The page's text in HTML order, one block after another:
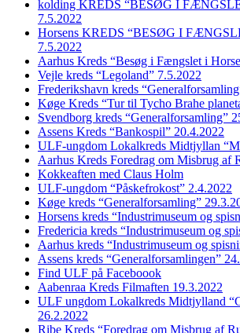
kolding KREDS “BESØG I
7.5.2022
Horsens KREDS “BESØG I
7.5.2022
Aarhus Kreds “Besøg i Fængslet i
Vejle kreds “Legoland” 7.5.2022
Frederikshavn kreds
Køge Kreds “Tur til Tycho Brahe
Svendborg kreds “Generalforsamling”
Assens Kreds “Bankospil” 20.4.2022
ULF-ungdom Lokalkreds Midtjyllan
Aarhus Kreds Foredrag om Misbrug af
Kokkeaften med Claus Holm
ULF-ungdom “Påskefrokost” 2.4.2022
Køge kreds “Generalforsamling”
Horsens kreds “Industrimuseum og
Fredericia kreds “Industrimuseum og
Aarhus kreds “Industrimuseum og
Assens kreds “Generalforsamlingen”
Find ULF på Faceboook
Aabenraa Kreds Filmaften 19.3.2022
ULF ungdom Lokalkreds Midtjylland
26.2.2022
Ribe Kreds “Foredrag om Misbrug af